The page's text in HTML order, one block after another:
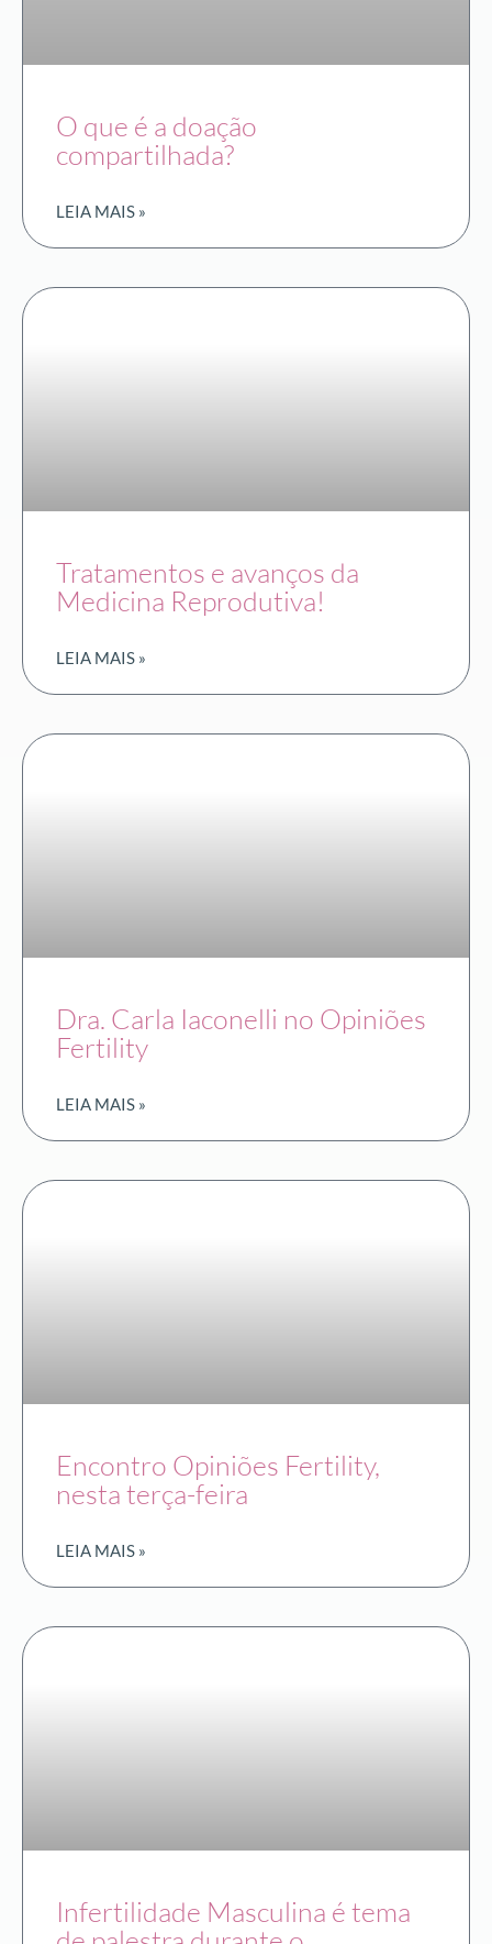
O que é a doação
compartilhada?
LEIA MAIS »
Tratamentos e avanços da
Medicina Reprodutiva!
LEIA MAIS »
Dra. Carla Iaconelli no Opiniões
Fertility
LEIA MAIS »
Encontro Opiniões Fertility,
nesta terça-feira
LEIA MAIS »
Infertilidade Masculina é tema